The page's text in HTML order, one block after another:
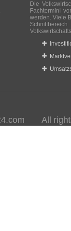
Die
Fachtermini
werden. Viele
All